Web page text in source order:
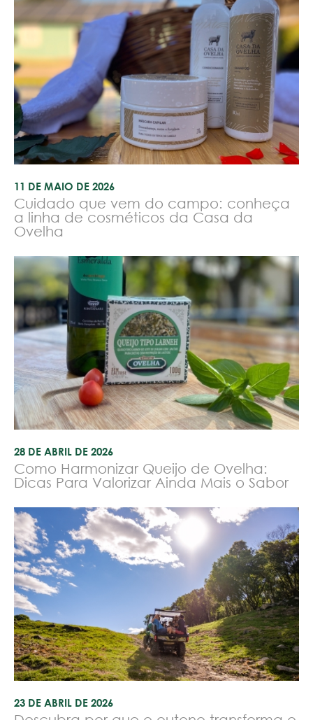
11 DE MAIO DE 2026
Cuidado que vem do campo: conheça
a linha de cosméticos da Casa da
Ovelha
28 DE ABRIL DE 2026
Como Harmonizar Queijo de Ovelha:
Dicas Para Valorizar Ainda Mais o Sabor
23 DE ABRIL DE 2026